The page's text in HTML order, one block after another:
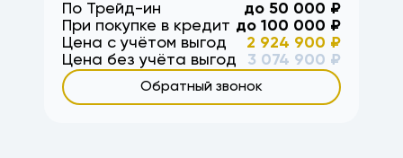
По Трейд-ин до 50 000 ₽
При покупке в кредит до 100 000 ₽
Цена с учётом выгод
2 924 900 ₽
Цена без учёта выгод
3 074 900 ₽
Обратный звонок